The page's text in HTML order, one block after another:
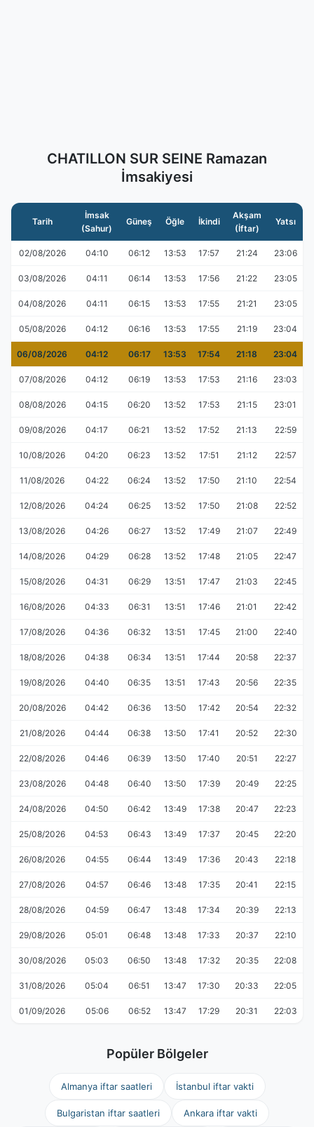
CHATILLON SUR SEINE Ramazan
İmsakiyesi
Tarih
İmsak
(Sahur)
Güneş Öğle İkindi
Akşam
(İftar)
Yatsı
02/08/2026 04:10 06:12 13:53 17:57 21:24 23:06
03/08/2026 04:11 06:14 13:53 17:56 21:22 23:05
04/08/2026 04:11 06:15 13:53 17:55 21:21 23:05
05/08/2026 04:12 06:16 13:53 17:55 21:19 23:04
06/08/2026 04:12 06:17 13:53 17:54 21:18 23:04
07/08/2026 04:12 06:19 13:53 17:53 21:16 23:03
08/08/2026 04:15 06:20 13:52 17:53 21:15 23:01
09/08/2026 04:17 06:21 13:52 17:52 21:13 22:59
10/08/2026 04:20 06:23 13:52 17:51 21:12 22:57
11/08/2026 04:22 06:24 13:52 17:50 21:10 22:54
12/08/2026 04:24 06:25 13:52 17:50 21:08 22:52
13/08/2026 04:26 06:27 13:52 17:49 21:07 22:49
14/08/2026 04:29 06:28 13:52 17:48 21:05 22:47
15/08/2026 04:31 06:29 13:51 17:47 21:03 22:45
16/08/2026 04:33 06:31 13:51 17:46 21:01 22:42
17/08/2026 04:36 06:32 13:51 17:45 21:00 22:40
18/08/2026 04:38 06:34 13:51 17:44 20:58 22:37
19/08/2026 04:40 06:35 13:51 17:43 20:56 22:35
20/08/2026 04:42 06:36 13:50 17:42 20:54 22:32
21/08/2026 04:44 06:38 13:50 17:41 20:52 22:30
22/08/2026 04:46 06:39 13:50 17:40 20:51 22:27
23/08/2026 04:48 06:40 13:50 17:39 20:49 22:25
24/08/2026 04:50 06:42 13:49 17:38 20:47 22:23
25/08/2026 04:53 06:43 13:49 17:37 20:45 22:20
26/08/2026 04:55 06:44 13:49 17:36 20:43 22:18
27/08/2026 04:57 06:46 13:48 17:35 20:41 22:15
28/08/2026 04:59 06:47 13:48 17:34 20:39 22:13
29/08/2026 05:01 06:48 13:48 17:33 20:37 22:10
30/08/2026 05:03 06:50 13:48 17:32 20:35 22:08
31/08/2026 05:04 06:51 13:47 17:30 20:33 22:05
01/09/2026 05:06 06:52 13:47 17:29 20:31 22:03
Popüler Bölgeler
Almanya iftar saatleri İstanbul iftar vakti
Bulgaristan iftar saatleri Ankara iftar vakti